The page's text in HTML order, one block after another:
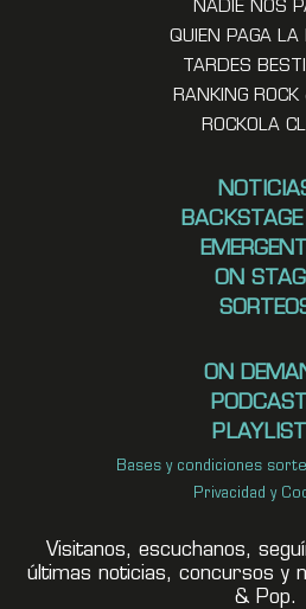
NADIE NOS
QUIEN PAGA LA
TARDES
RANKING
ROCKOLA
ON
ON
Bases y condiciones
Privacidad y
Visitanos, escuchanos,
últimas noticias, concursos y
& Pop.